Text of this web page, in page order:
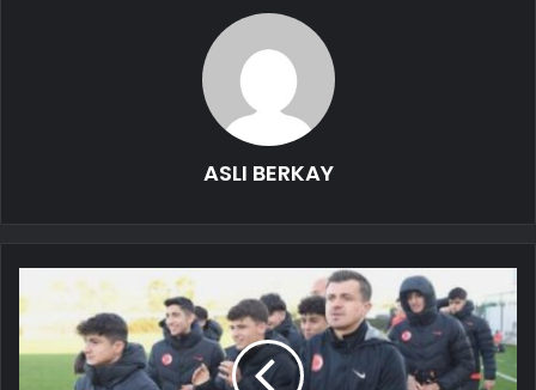
ASLI BERKAY